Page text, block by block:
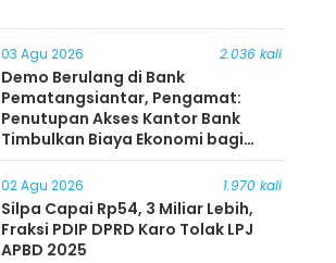
03 Agu 2026 2.036 kali
Demo Berulang di Bank
Pematangsiantar, Pengamat:
Penutupan Akses Kantor Bank
Timbulkan Biaya Ekonomi bagi
Masyarakat
02 Agu 2026 1.970 kali
Silpa Capai Rp54, 3 Miliar Lebih,
Fraksi PDIP DPRD Karo Tolak LPJ
APBD 2025